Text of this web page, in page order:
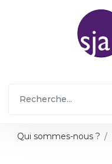
Qui sommes-nous ?